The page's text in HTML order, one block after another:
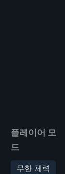
플레이어 모
드
무한 체력